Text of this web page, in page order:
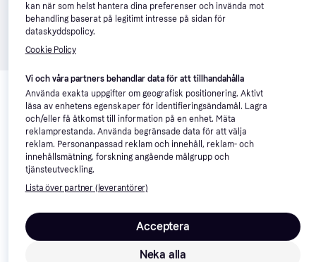
Relaterade produkter
Vi har plockat fram ett urval av produkter som kanske skulle
intressera dig. Visa alla
50+ -20%
Ankarsrum
kan när som helst hantera dina preferenser och invända mot
behandling baserat på legitimt intresse på sidan för
dataskyddspolicy.
Cookie Policy
Vi och våra partners behandlar data för att tillhandahålla
Använda exakta uppgifter om geografisk positionering. Aktivt
läsa av enhetens egenskaper för identifieringsändamål. Lagra
och/eller få åtkomst till information på en enhet. Mäta
reklamprestanda. Använda begränsade data för att välja
reklam. Personanpassad reklam och innehåll, reklam- och
innehållsmätning, forskning angående målgrupp och
tjänsteutveckling.
Lista över partner (leverantörer)
Neka alla
Acceptera